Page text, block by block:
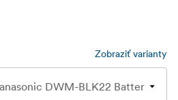
Zobraziť varianty